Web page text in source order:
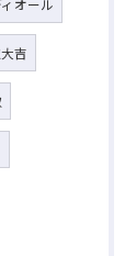
オール
吉